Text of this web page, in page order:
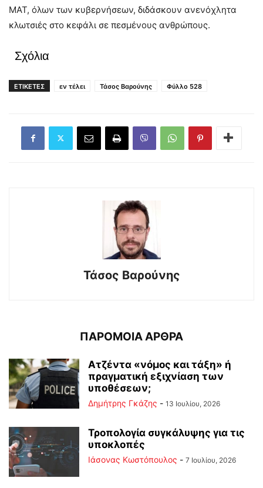
ΜΑΤ, όλων των κυβερνήσεων, διδάσκουν ανενόχλητα
κλωτσιές στο κεφάλι σε πεσμένους ανθρώπους.
Σχόλια
ΕΤΙΚΕΤΕΣ εν τέλει Τάσος Βαρούνης Φύλλο 528
Τάσος Βαρούνης
ΠΑΡΟΜΟΙΑ ΑΡΘΡΑ
Ατζέντα «νόμος και τάξη» ή
πραγματική εξιχνίαση των
υποθέσεων;
Δημήτρης Γκάζης - 13 Ιουλίου, 2026
Τροπολογία συγκάλυψης για τις
υποκλοπές
Ιάσονας Κωστόπουλος - 7 Ιουλίου, 2026